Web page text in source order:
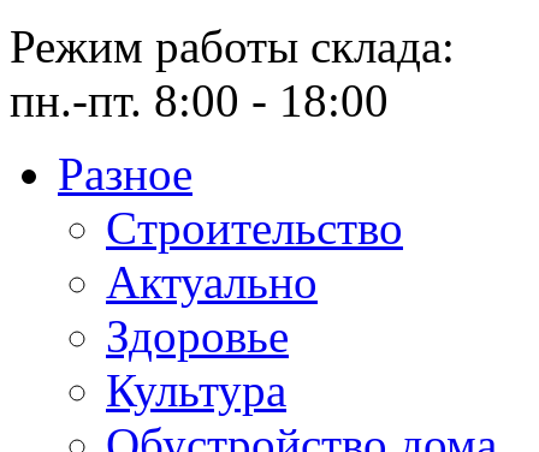
Режим работы склада:
пн.-пт. 8:00 - 18:00
Разное
Cтроительство
Актуально
Здоровье
Культура